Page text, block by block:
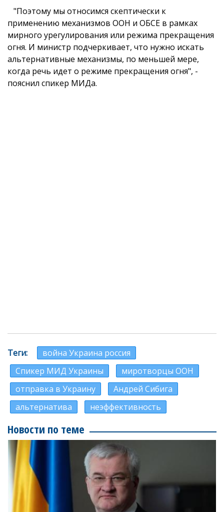
"Поэтому мы относимся скептически к
применению механизмов ООН и ОБСЕ в рамках
мирного урегулирования или режима прекращения
огня. И министр подчеркивает, что нужно искать
альтернативные механизмы, по меньшей мере,
когда речь идет о режиме прекращения огня", -
пояснил спикер МИДа.
Теги
война Украина россия
Спикер МИД Украины
миротворцы ООН
отправка в Украину
Андрей Сибига
альтернатива
неэффективность
Новости по теме